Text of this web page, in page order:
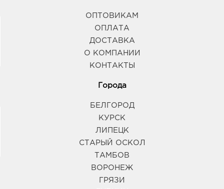
ОПТОВИКАМ
ОПЛАТА
ДОСТАВКА
О КОМПАНИИ
КОНТАКТЫ
Города
БЕЛГОРОД
КУРСК
ЛИПЕЦК
СТАРЫЙ ОСКОЛ
ТАМБОВ
ВОРОНЕЖ
ГРЯЗИ